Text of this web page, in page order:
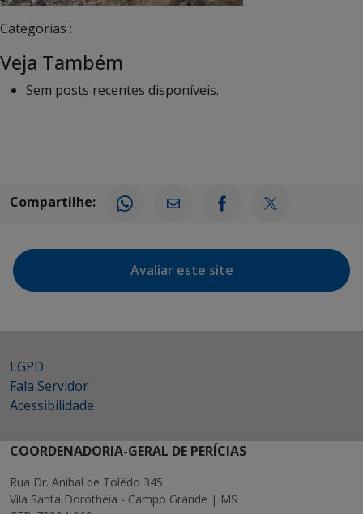
Categorias :
Veja Também
Sem posts recentes disponíveis.
Compartilhe:
Avaliar este site
LGPD
Fala Servidor
Acessibilidade
COORDENADORIA-GERAL DE PERÍCIAS
Rua Dr. Aníbal de Tolêdo 345
Vila Santa Dorotheia - Campo Grande | MS